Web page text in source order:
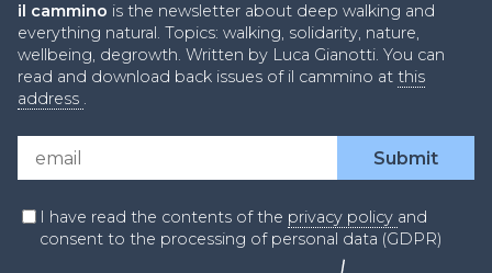
il cammino is the newsletter about deep walking and
everything natural. Topics: walking, solidarity, nature,
wellbeing, degrowth. Written by Luca Gianotti. You can
read and download back issues of il cammino at this
address .
I have read the contents of the privacy policy and
consent to the processing of personal data (GDPR)